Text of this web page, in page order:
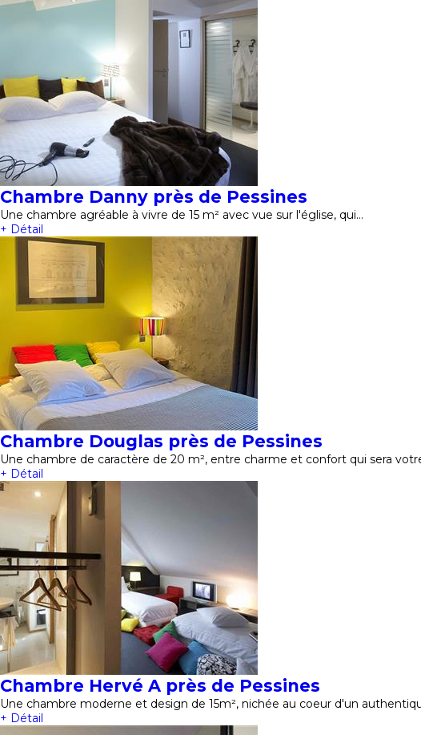
Chambre Danny près de Pessines
Une chambre agréable à vivre de 15 m² avec vue sur l'église, qui…
+ Détail
Chambre Douglas près de Pessines
Une chambre de caractère de 20 m², entre charme et confort qui sera
+ Détail
Chambre Hervé A près de Pessines
Une chambre moderne et design de 15m², nichée au coeur d'un
+ Détail